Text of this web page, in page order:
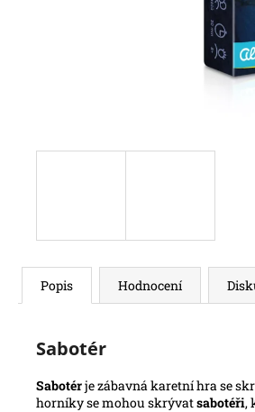
Popis Hodnocení
Sabotér
Sabotérje zábavná karetní hra se
horníky se mohou skrývatsabotéři,